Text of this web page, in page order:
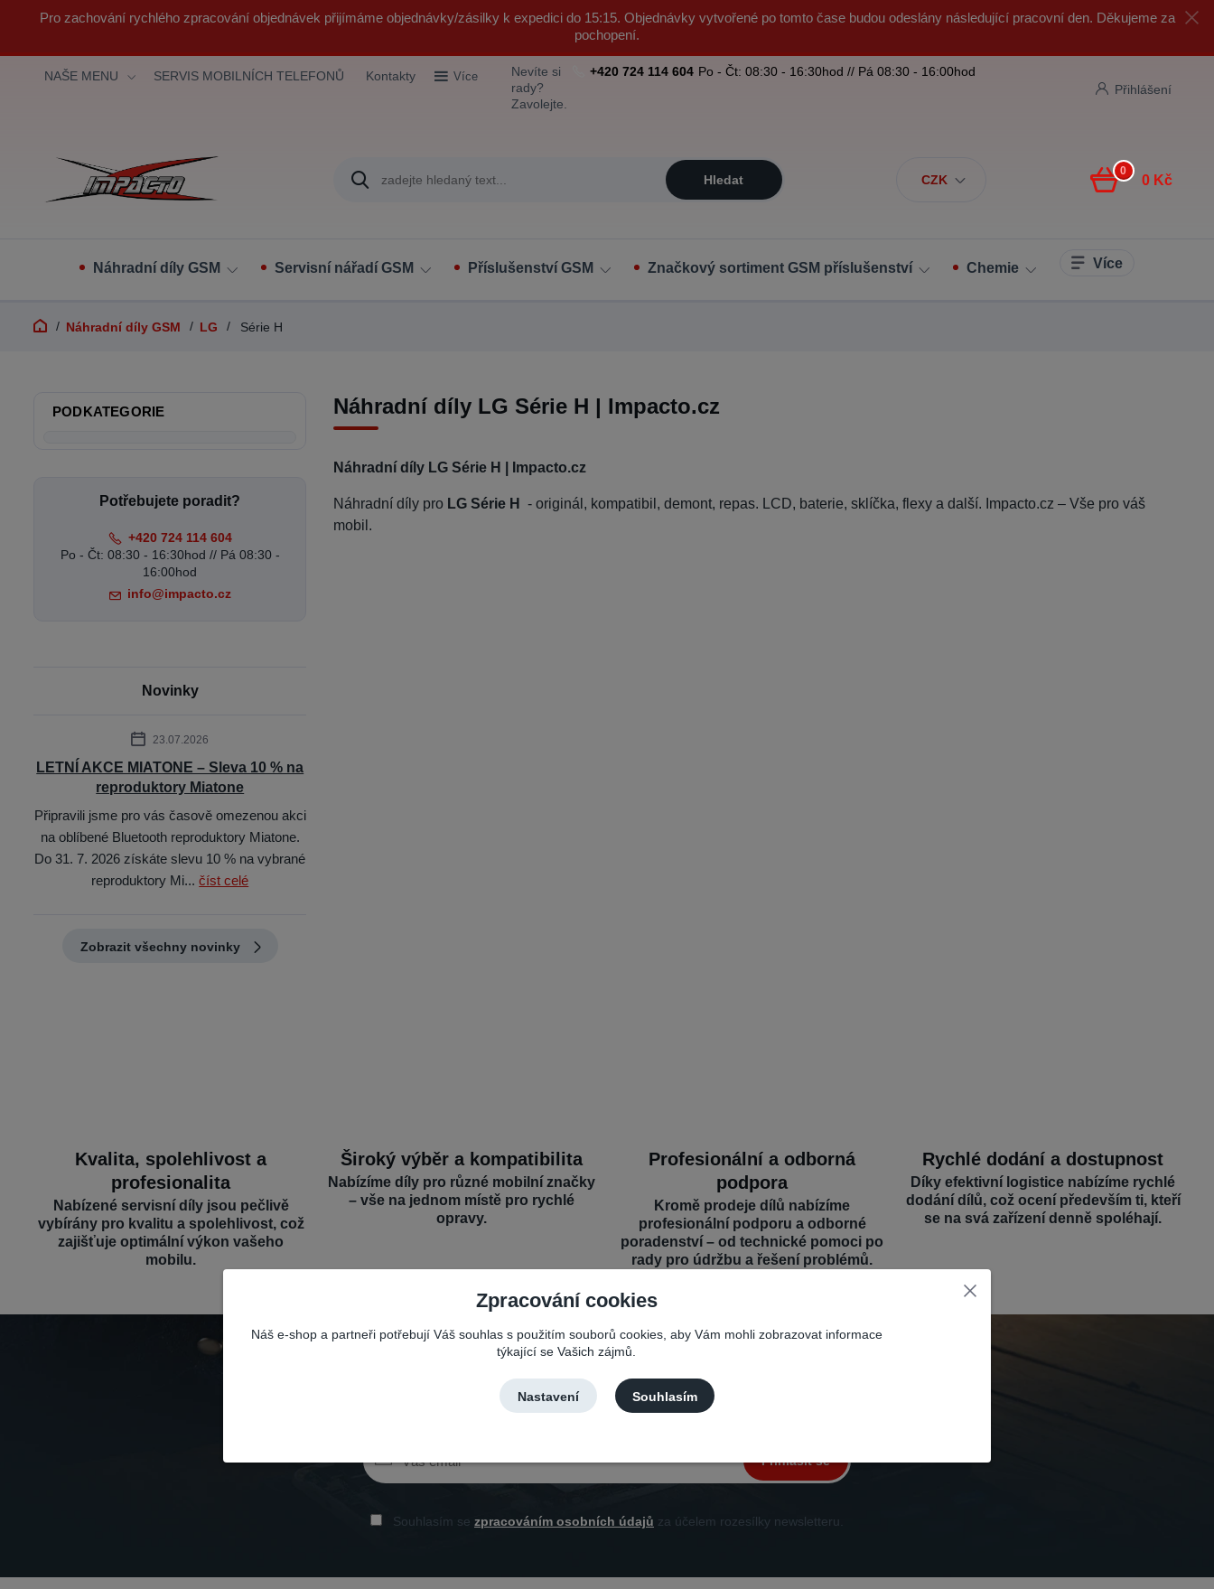
Pro zachování rychlého zpracování objednávek přijímáme objednávky/zásilky k expedici do 15:15. Objednávky vytvořené po tomto čase budou odeslány následující pracovní den. Děkujeme za
pochopení.
NAŠE MENU SERVIS MOBILNÍCH TELEFONŮ Kontakty Více
CZK
Přihlášení
Hledat
Nevíte si
rady?
Zavolejte.
+420 724 114 604 Po - Čt: 08:30 - 16:30hod // Pá 08:30 - 16:00hod
0
0 Kč
Náhradní díly GSM Servisní nářadí GSM Příslušenství GSM Značkový sortiment GSM příslušenství Chemie Více
Náhradní díly GSM LG Série H
Náhradní díly LG Série H | Impacto.cz
Náhradní díly LG Série H | Impacto.cz
Náhradní díly pro LG Série H
- originál, kompatibil, demont, repas. LCD, baterie, sklíčka, flexy a další. Impacto.cz – Vše pro váš
mobil.
PODKATEGORIE
Potřebujete poradit?
+420 724 114 604
Po - Čt: 08:30 - 16:30hod // Pá 08:30 -
16:00hod
info@impacto.cz
Novinky
23.07.2026
LETNÍ AKCE MIATONE – Sleva 10 % na
reproduktory Miatone
Připravili jsme pro vás časově omezenou akci
na oblíbené Bluetooth reproduktory Miatone.
Do 31. 7. 2026 získáte slevu 10 % na vybrané
reproduktory Mi...číst celé
Zobrazit všechny novinky
Kvalita, spolehlivost a
profesionalita
Nabízené servisní díly jsou pečlivě
vybírány pro kvalitu a spolehlivost, což
zajišťuje optimální výkon vašeho
mobilu.
Široký výběr a kompatibilita
Nabízíme díly pro různé mobilní značky
– vše na jednom místě pro rychlé
opravy.
Profesionální a odborná
podpora
Kromě prodeje dílů nabízíme
profesionální podporu a odborné
poradenství – od technické pomoci po
rady pro údržbu a řešení problémů.
Rychlé dodání a dostupnost
Díky efektivní logistice nabízíme rychlé
dodání dílů, což ocení především ti, kteří
se na svá zařízení denně spoléhají.
Nepropásněte novinky, akce a slevy!
Můžete se kdykoli odhlásit. Zasíláme jednou za 14 dní.
Přihlásit se
Souhlasím se zpracováním osobních údajů za účelem rozesílky newsletteru.
Zpracování cookies
Náš e-shop a partneři potřebují Váš souhlas s použitím souborů cookies, aby Vám mohli zobrazovat informace
týkající se Vašich zájmů.
Nastavení Souhlasím